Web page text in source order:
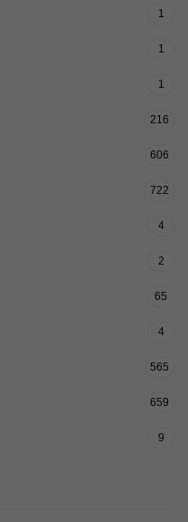
1
1
1
216
606
722
4
2
65
4
565
659
9